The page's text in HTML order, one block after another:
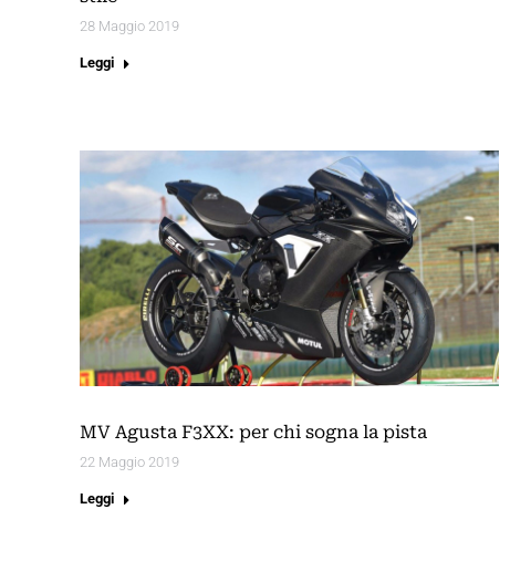
28 Maggio 2019
Leggi
MV Agusta F3XX: per chi sogna la pista
22 Maggio 2019
Leggi